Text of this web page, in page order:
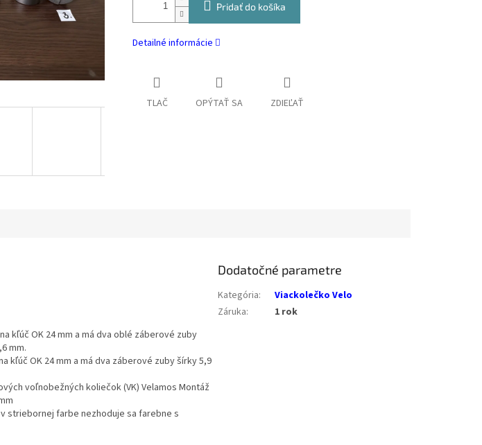
Pridať do košíka
Detailné informácie
TLAČ OPÝTAŤ SA ZDIEĽAŤ
kľúč OK 24 mm a má dva oblé záberové zuby
mm.
kľúč OK 24 mm a má dva záberové zuby šírky 5,9
voľnobežných koliečok (VK) Velamos Montáž
striebornej farbe nezhoduje sa farebne s
Dodatočné parametre
Kategória:
Viackolečko Velo
Záruka: 1 rok